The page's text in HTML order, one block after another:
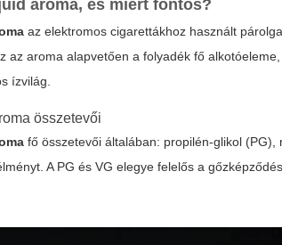
aroma, és miért fontos?
az elektromos cigarettákhoz használt
az aroma alapvetően a folyadék fő
ízvilág.
összetevői
fő összetevői általában: propilén-glikol
A PG és VG elegye felelős a